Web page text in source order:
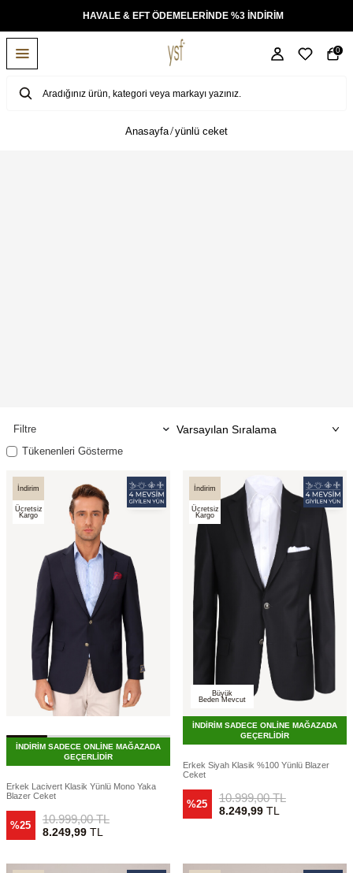
HAVALE & EFT ÖDEMELERİNDE %3 İNDİRİM
0
Anasayfa yünlü ceket
Filtre
Tükenenleri Gösterme
İndirim
Ücretsiz
Kargo
İNDİRİM SADECE ONLİNE MAĞAZADA
GEÇERLİDİR
Erkek Lacivert Klasik Yünlü Mono Yaka
Blazer Ceket
%25 10.999,00TL
8.249,99TL
İndirim
Ücretsiz
Kargo
Büyük
Beden Mevcut
İNDİRİM SADECE ONLİNE MAĞAZADA
GEÇERLİDİR
Erkek Siyah Klasik %100 Yünlü Blazer
Ceket
%25 10.999,00TL
8.249,99TL